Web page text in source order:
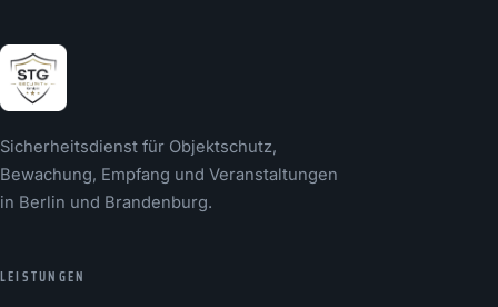
Sicherheitsdienst für Objektschutz,
Bewachung, Empfang und Veranstaltungen
in Berlin und Brandenburg.
LEISTUNGEN